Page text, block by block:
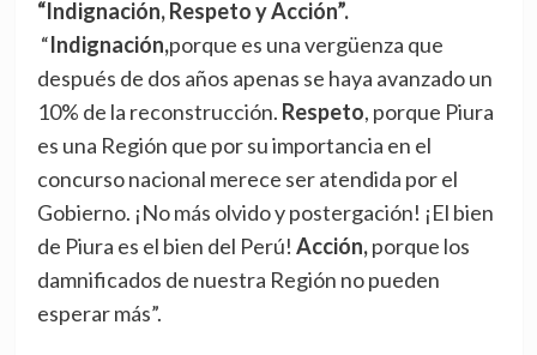
“Indignación, Respeto y Acción”.
“Indignación,porque es una vergüenza que
después de dos años apenas se haya avanzado un
10% de la reconstrucción. Respeto, porque Piura
es una Región que por su importancia en el
concurso nacional merece ser atendida por el
Gobierno. ¡No más olvido y postergación! ¡El bien
de Piura es el bien del Perú! Acción,porque los
damnificados de nuestra Región no pueden
esperar más”.